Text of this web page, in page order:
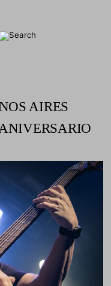
AIRES